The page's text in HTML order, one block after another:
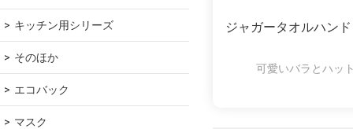
キッチン用シリーズ
そのほか
エコバック
マスク
ジャガータオルハン
可愛いバラとハッ